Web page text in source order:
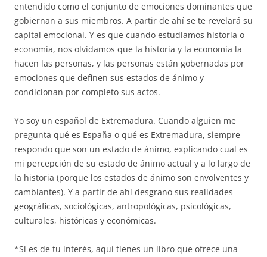
entendido como el conjunto de emociones dominantes que
gobiernan a sus miembros. A partir de ahí se te revelará su
capital emocional. Y es que cuando estudiamos historia o
economía, nos olvidamos que la historia y la economía la
hacen las personas, y las personas están gobernadas por
emociones que definen sus estados de ánimo y
condicionan por completo sus actos.
Yo soy un español de Extremadura. Cuando alguien me
pregunta qué es España o qué es Extremadura, siempre
respondo que son un estado de ánimo, explicando cual es
mi percepción de su estado de ánimo actual y a lo largo de
la historia (porque los estados de ánimo son envolventes y
cambiantes). Y a partir de ahí desgrano sus realidades
geográficas, sociológicas, antropológicas, psicológicas,
culturales, históricas y económicas.
*Si es de tu interés, aquí tienes un libro que ofrece una